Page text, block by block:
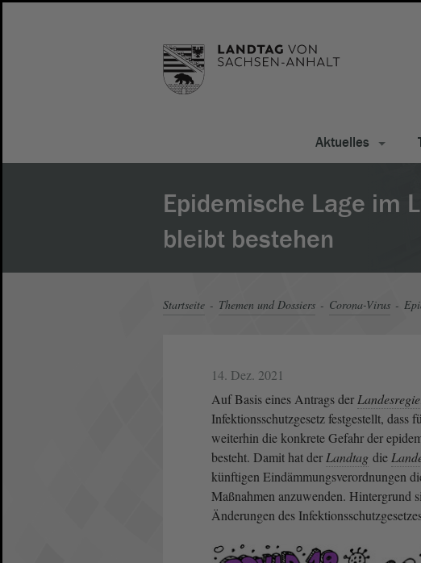
Aktuelles
Epidemische Lage im
bleibt bestehen
Startseite Themen und Dossiers Corona-Virus
14. Dez. 2021
Auf Basis eines Antrags der
Infektionsschutzgesetz festgestellt, dass
weiterhin die konkrete Gefahr der
besteht. Damit hat der Landtag die
künftigen Eindämmungsverordnungen
Maßnahmen anzuwenden. Hintergrund
Änderungen des